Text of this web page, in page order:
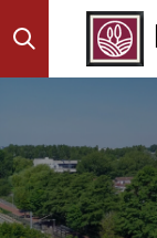
direct
naar